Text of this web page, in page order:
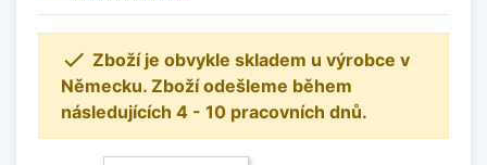
 Zboží je obvykle skladem u výrobce v
Německu. Zboží odešleme během
následujících 4 - 10 pracovních dnů.